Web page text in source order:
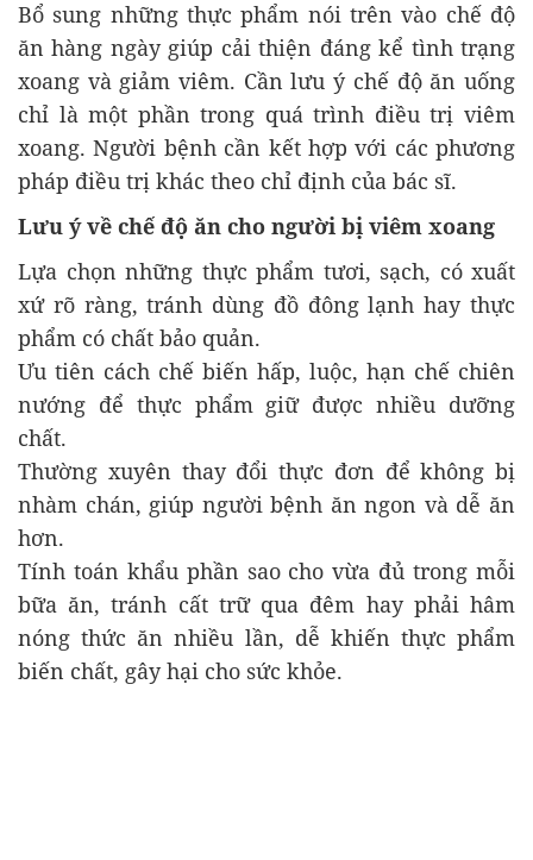
Bổ sung những thực phẩm nói trên vào chế độ
ăn hàng ngày giúp cải thiện đáng kể tình trạng
xoang và giảm viêm. Cần lưu ý chế độ ăn uống
chỉ là một phần trong quá trình điều trị viêm
xoang. Người bệnh cần kết hợp với các phương
pháp điều trị khác theo chỉ định của bác sĩ.
Lưu ý về chế độ ăn cho người bị viêm xoang
Lựa chọn những thực phẩm tươi, sạch, có xuất
xứ rõ ràng, tránh dùng đồ đông lạnh hay thực
phẩm có chất bảo quản.
Ưu tiên cách chế biến hấp, luộc, hạn chế chiên
nướng để thực phẩm giữ được nhiều dưỡng
chất.
Thường xuyên thay đổi thực đơn để không bị
nhàm chán, giúp người bệnh ăn ngon và dễ ăn
hơn.
Tính toán khẩu phần sao cho vừa đủ trong mỗi
bữa ăn, tránh cất trữ qua đêm hay phải hâm
nóng thức ăn nhiều lần, dễ khiến thực phẩm
biến chất, gây hại cho sức khỏe.